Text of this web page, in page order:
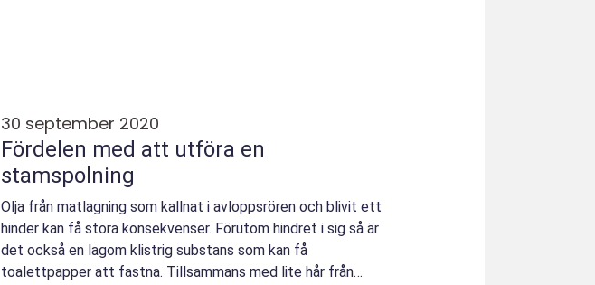
30 september 2020
Fördelen med att utföra en
stamspolning
Olja från matlagning som kallnat i avloppsrören och blivit ett
hinder kan få stora konsekvenser. Förutom hindret i sig så är
det också en lagom klistrig substans som kan få
toalettpapper att fastna. Tillsammans med lite hår från